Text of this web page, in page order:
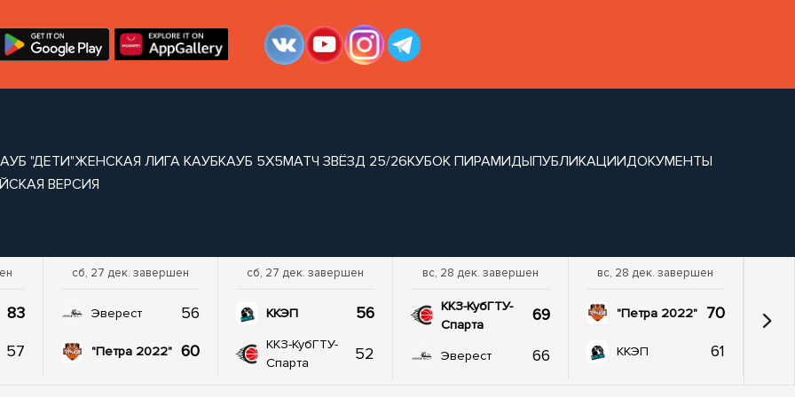
"ДЕТИ"ЖЕНСКАЯ ЛИГА КАУБКАУБ 5Х5МАТЧ ЗВЁЗД 25/26КУБОК ПИРАМИДЫПУБЛИКАЦИИДОКУМЕНТЫ
ВЕРСИЯ
83
57
сб, 27 дек. завершен
Эверест 56
"Петра 2022" 60
сб, 27 дек. завершен
ККЭП 56
ККЗ-КубГТУ-
Спарта
52
вс, 28 дек. завершен
ККЗ-КубГТУ-
Спарта
69
Эверест 66
вс, 28 дек. завершен
"Петра 2022" 70
ККЭП 61